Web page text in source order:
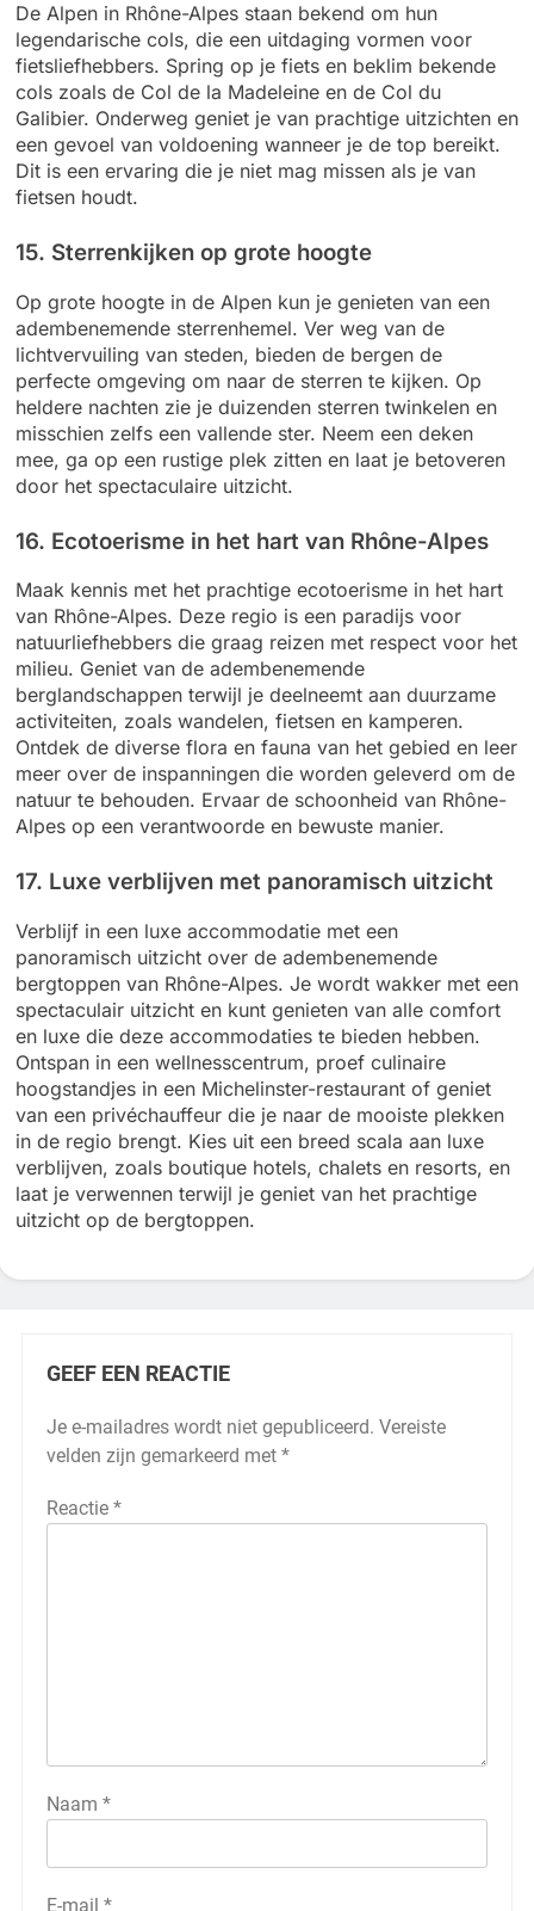
De Alpen in Rhône-Alpes staan bekend om hun
legendarische cols, die een uitdaging vormen voor
fietsliefhebbers. Spring op je fiets en beklim bekende
cols zoals de Col de la Madeleine en de Col du
Galibier. Onderweg geniet je van prachtige uitzichten en
een gevoel van voldoening wanneer je de top bereikt.
Dit is een ervaring die je niet mag missen als je van
fietsen houdt.
15. Sterrenkijken op grote hoogte
Op grote hoogte in de Alpen kun je genieten van een
adembenemende sterrenhemel. Ver weg van de
lichtvervuiling van steden, bieden de bergen de
perfecte omgeving om naar de sterren te kijken. Op
heldere nachten zie je duizenden sterren twinkelen en
misschien zelfs een vallende ster. Neem een deken
mee, ga op een rustige plek zitten en laat je betoveren
door het spectaculaire uitzicht.
16. Ecotoerisme in het hart van Rhône-Alpes
Maak kennis met het prachtige ecotoerisme in het hart
van Rhône-Alpes. Deze regio is een paradijs voor
natuurliefhebbers die graag reizen met respect voor het
milieu. Geniet van de adembenemende
berglandschappen terwijl je deelneemt aan duurzame
activiteiten, zoals wandelen, fietsen en kamperen.
Ontdek de diverse flora en fauna van het gebied en leer
meer over de inspanningen die worden geleverd om de
natuur te behouden. Ervaar de schoonheid van Rhône-
Alpes op een verantwoorde en bewuste manier.
17. Luxe verblijven met panoramisch uitzicht
Verblijf in een luxe accommodatie met een
panoramisch uitzicht over de adembenemende
bergtoppen van Rhône-Alpes. Je wordt wakker met een
spectaculair uitzicht en kunt genieten van alle comfort
en luxe die deze accommodaties te bieden hebben.
Ontspan in een wellnesscentrum, proef culinaire
hoogstandjes in een Michelinster-restaurant of geniet
van een privéchauffeur die je naar de mooiste plekken
in de regio brengt. Kies uit een breed scala aan luxe
verblijven, zoals boutique hotels, chalets en resorts, en
laat je verwennen terwijl je geniet van het prachtige
uitzicht op de bergtoppen.
GEEF EEN REACTIE
Je e-mailadres wordt niet gepubliceerd. Vereiste
velden zijn gemarkeerd met *
Reactie *
Naam *
E-mail *